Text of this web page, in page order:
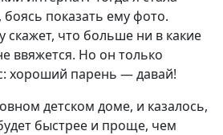
показать ему фото.
скажет, что больше ни в какие
ввяжется. Но он только
хороший парень — давай!
детском доме, и казалось,
быстрее и проще, чем